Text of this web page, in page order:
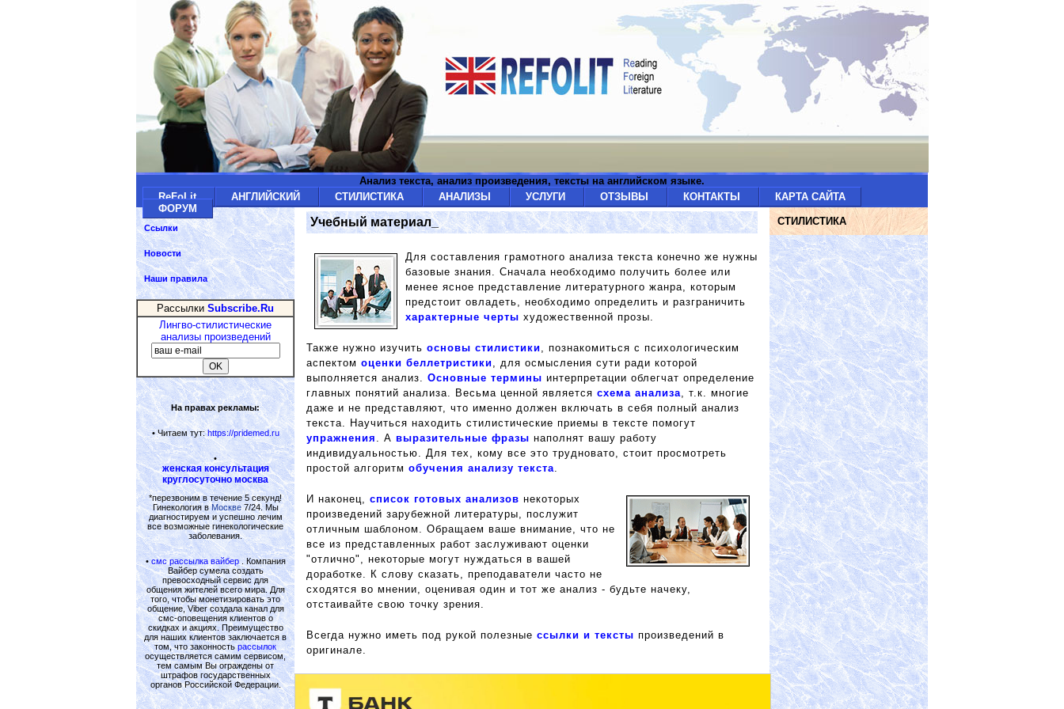
Анализ текста, анализ произведения, тексты на английском языке.
ReFoLit
АНГЛИЙСКИЙ СТИЛИСТИКА АНАЛИЗЫ УСЛУГИ ОТЗЫВЫ КОНТАКТЫ
КАРТА САЙТА
ФОРУМ
Учебный материал_
Для составления грамотного анализа текста конечно же нужны
базовые знания. Сначала необходимо получить более или
менее ясное представление литературного жанра, которым
предстоит овладеть, необходимо определить и разграничить
характерные черты художественной прозы.
Также нужно изучить основы стилистики, познакомиться с психологическим
аспектом оценки беллетристики, для осмысления сути ради которой
выполняется анализ. Основные термины интерпретации облегчат определение
главных понятий анализа. Весьма ценной является схема анализа, т.к. многие
даже и не представляют, что именно должен включать в себя полный анализ
текста. Научиться находить стилистические приемы в тексте помогут
упражнения . А выразительные фразы наполнят вашу работу
индивидуальностью. Для тех, кому все это трудновато, стоит просмотреть
простой алгоритм обучения анализу текста.
И наконец, список готовых анализов некоторых
произведений зарубежной литературы, послужит
отличным шаблоном. Обращаем ваше внимание, что не
все из представленных работ заслуживают оценки
"отлично", некоторые могут нуждаться в вашей
доработке. К слову сказать, преподаватели часто не
сходятся во мнении, оценивая один и тот же анализ - будьте начеку,
отстаивайте свою точку зрения.
Всегда нужно иметь под рукой полезные ссылки и тексты произведений в
оригинале.
Ссылки
Новости
Наши правила
Рассылки Subscribe.Ru
Лингво-стилистические
анализы произведений
На правах рекламы:
• Читаем тут:https://pridemed.ru
•
женская консультация
круглосуточно москва
*перезвоним в течение 5 секунд!
Гинекология вМоскве7/24. Мы
диагностируем и успешно лечим
все возможные гинекологические
заболевания.
•смс рассылка вайбер. Компания
Вайбер сумела создать
превосходный сервис для
общения жителей всего мира. Для
того, чтобы монетизировать это
общение, Viber создала канал для
смс-оповещения клиентов о
скидках и акциях. Преимущество
для наших клиентов заключается в
том, что законностьрассылок
осуществляется самим сервисом,
тем самым Вы ограждены от
штрафов государственных
органов Российской Федерации.
СТИЛИСТИКА